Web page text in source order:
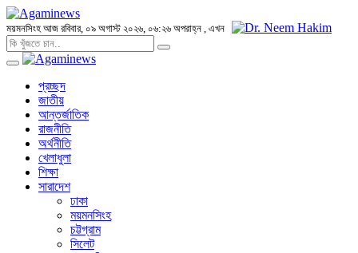
ময়মনসিংহ আজ রবিবার, ০৯ অগাস্ট ২০২৬, ০৬:২৬ অপরাহ্ন , এখন
প্রচ্ছদ
জাতীয়
আন্তর্জাতিক
রাজনীতি
অর্থনীতি
খেলাধুলা
শিক্ষা
সারাদেশ
ঢাকা
ময়মনসিংহ
চট্টগ্রাম
সিলেট